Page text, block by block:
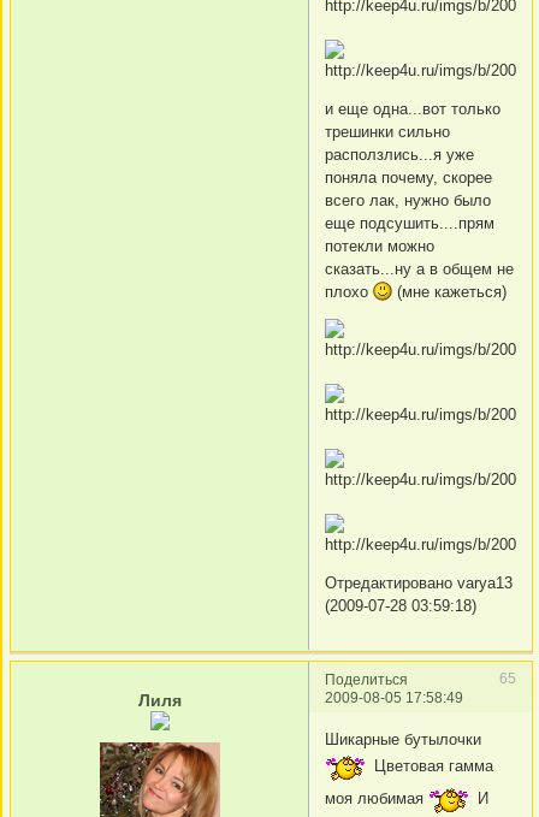
и еще одна...вот только
трешинки сильно
расползлись...я уже
поняла почему, скорее
всего лак, нужно было
еще подсушить....прям
потекли можно
сказать...ну а в общем не
плохо
(мне кажеться)
Отредактировано varya13
(2009-07-28 03:59:18)
Поделиться
65
2009-08-05 17:58:49
Лиля
Шикарные бутылочки
Цветовая гамма
моя любимая
И